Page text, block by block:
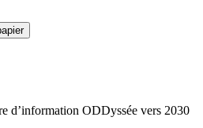
d’information ODDyssée vers 2030